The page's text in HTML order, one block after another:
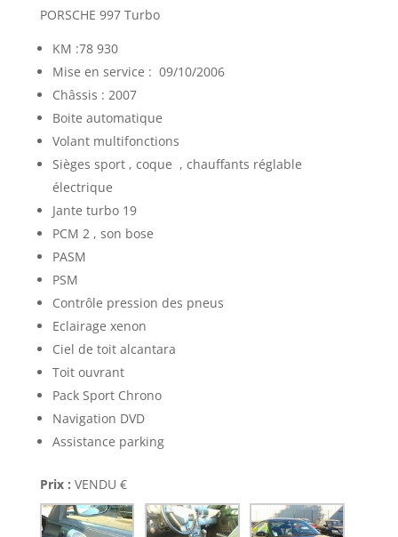
PORSCHE 997 Turbo
KM :78 930
​Mise en service : 09/10/2006
Châssis : 2007
Boite automatique
Volant multifonctions
Sièges sport , coque , chauffants réglable
électrique
Jante turbo 19
PCM 2 , son bose
PASM
PSM
Contrôle pression des pneus
Eclairage xenon
Ciel de toit alcantara
Toit ouvrant
Pack Sport Chrono
Navigation DVD
Assistance parking
Prix : VENDU €